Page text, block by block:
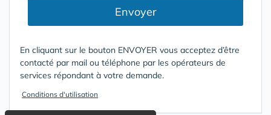
Envoyer
En cliquant sur le bouton ENVOYER vous acceptez d’être
contacté par mail ou téléphone par les opérateurs de
services répondant à votre demande.
Conditions d'utilisation